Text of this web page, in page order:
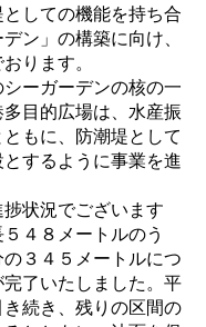
しての機能を持ち合
ン」の構築に向け、
ります。
ーガーデンの核の一
目的広場は、水産振
もに、防潮堤として
するように事業を進
状況でございます
４８メートルのう
３４５メートルにつ
了いたしました。平
続き、残りの区間の